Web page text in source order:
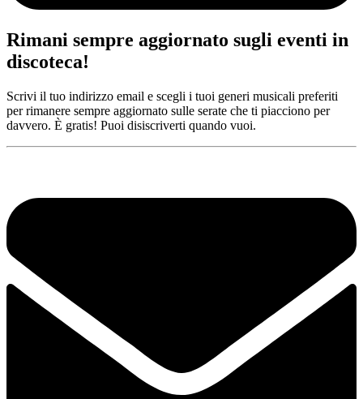
Rimani sempre aggiornato sugli eventi in
discoteca!
Scrivi il tuo indirizzo email e scegli i tuoi generi musicali preferiti
per rimanere sempre aggiornato sulle serate che ti piacciono per
davvero. È gratis! Puoi disiscriverti quando vuoi.